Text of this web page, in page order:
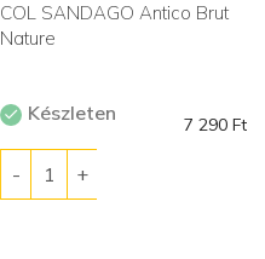
COL SANDAGO Antico Brut
Nature
Készleten 7 290 Ft